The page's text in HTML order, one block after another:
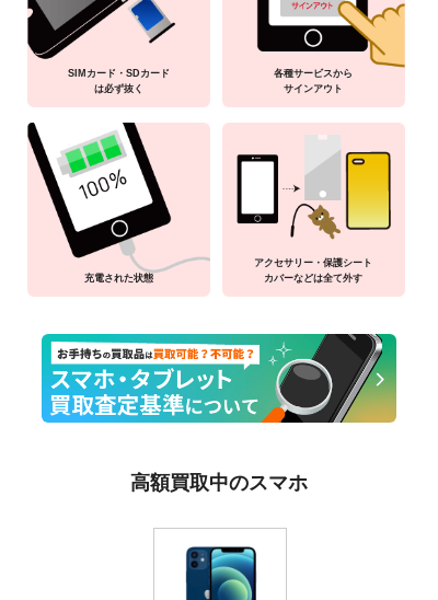
SIMカード・SDカード
は必ず抜く
各種サービスから
サインアウト
充電された状態
アクセサリー・保護シート
カバーなどは全て外す
高額買取中のスマホ